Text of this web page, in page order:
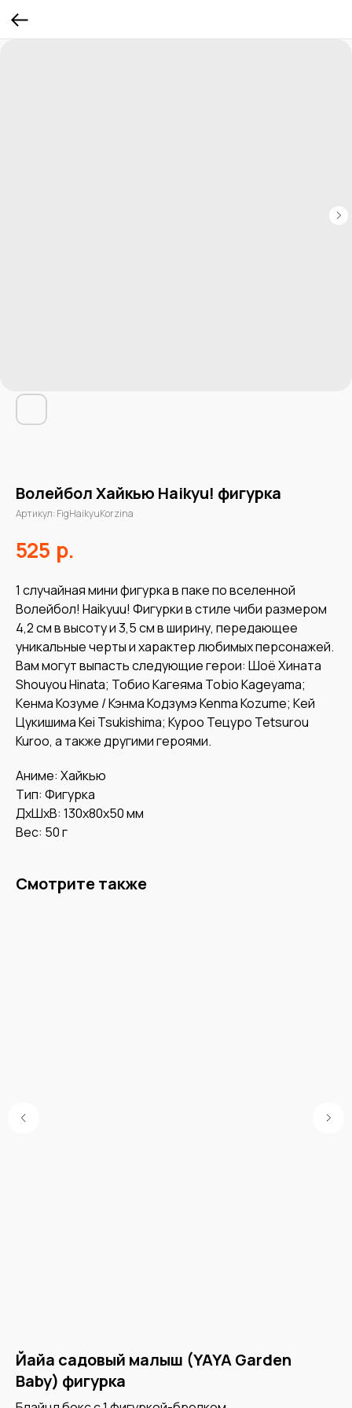
Волейбол Хайкью Haikyu! фигурка
Артикул: FigHaikyuKorzina
525 р.
1 cлучайная мини фигурка в паке по вселенной
Волейбол! Haikyuu! Фигурки в стиле чиби размером
4,2 см в высоту и 3,5 см в ширину, передающее
уникальные черты и характер любимых персонажей.
Вам могут выпасть следующие герои: Шоё Хината
Shouyou Hinata; Тобио Кагеяма Tobio Kageyama;
Кенма Козуме / Кэнма Кодзумэ Kenma Kozume; Кей
Цукишима Kei Tsukishima; Куроо Тецуро Tetsurou
Kuroo, а также другими героями.
Аниме: Хайкью
Тип: Фигурка
ДxШxВ: 130x80x50 мм
Вес: 50 г
Смотрите также
Йайа садовый малыш (YAYA Garden
Baby) фигурка